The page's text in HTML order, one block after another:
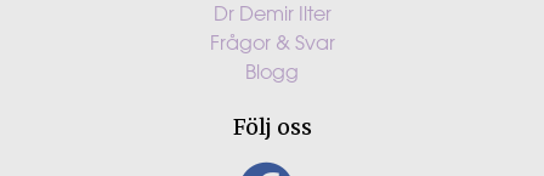
Dr Demir Ilter
Frågor & Svar
Blogg
Följ oss